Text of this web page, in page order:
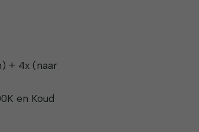
+ 4x (naar
en Koud